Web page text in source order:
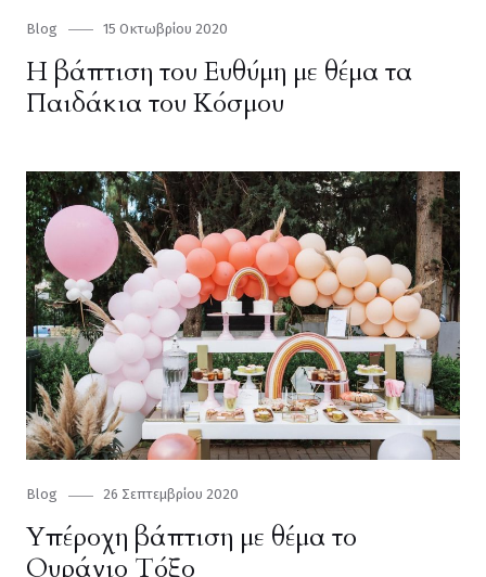
Category
Blog
Posted
15 Οκτωβρίου 2020
Η βάπτιση του Ευθύμη με θέμα τα
Παιδάκια του Κόσμου
Category
Blog
Posted
26 Σεπτεμβρίου 2020
Υπέροχη βάπτιση με θέμα το
Ουράνιο Τόξο